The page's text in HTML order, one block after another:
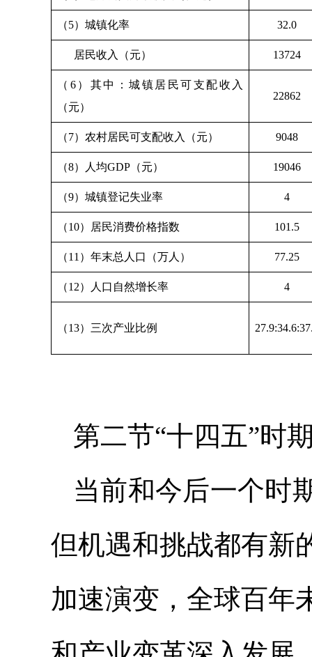
（5）城镇化率 32.0
居民收入（元） 13724
（6）其中：城镇居民可支配收入
（元）
22862
（7）农村居民可支配收入（元） 9048
（8）人均GDP（元） 19046
（9）城镇登记失业率 4
（10）居民消费价格指数 101.5
（11）年末总人口（万人） 77.25
（12）人口自然增长率 4
（13）三次产业比例
第二节“十四五”时
当前和今后一个时
但机遇和挑战都有新
加速演变，全球百年